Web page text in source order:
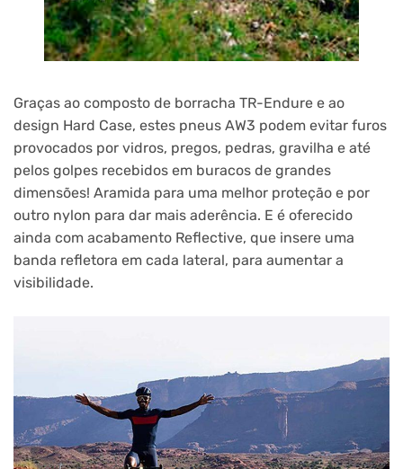
Graças ao composto de borracha TR-Endure e ao
design Hard Case, estes pneus AW3 podem evitar furos
provocados por vidros, pregos, pedras, gravilha e até
pelos golpes recebidos em buracos de grandes
dimensões! Aramida para uma melhor proteção e por
outro nylon para dar mais aderência. E é oferecido
ainda com acabamento Reflective, que insere uma
banda refletora em cada lateral, para aumentar a
visibilidade.